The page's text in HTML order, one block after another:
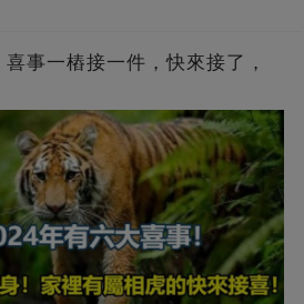
事一樁接一件，快來接了，